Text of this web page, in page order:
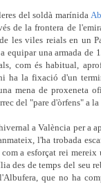
del soldà marínida
de la frontera de
les viles reials en un
equipar una armada de
com és habitual,
ha la fixació d'un
mena de proxeneta
del "pare d'òrfens" a la
a València per a
l'ha trobada
a esforçat rei mereix
des de temps del seu
que no ha